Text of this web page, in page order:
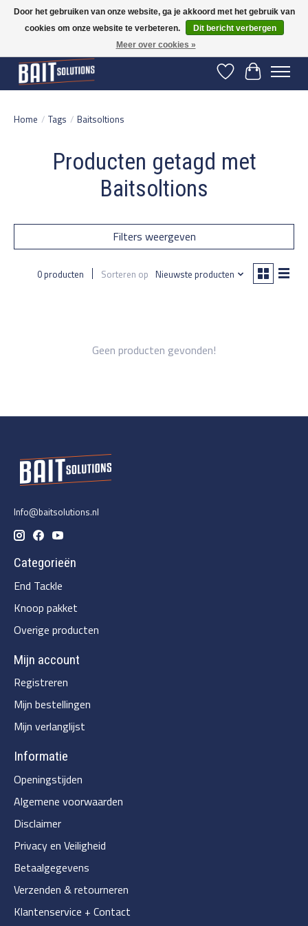
Gratis verzending vanaf 50 euro binnen NL | Op voorraad binnen 2-5 werkdagen
verzonden | België vanaf 70 euro gratis verzonden
Verlanglijst
Home / Tags / Baitsoltions
Producten getagd met
Baitsoltions
Filters weergeven
0 producten Sorteren op Nieuwste producten
Geen producten gevonden!
Info@baitsolutions.nl
Categorieën
End Tackle
Knoop pakket
Overige producten
Mijn account
Registreren
Mijn bestellingen
Mijn verlanglijst
Informatie
Openingstijden
Algemene voorwaarden
Disclaimer
Privacy en Veiligheid
Betaalgegevens
Verzenden & retourneren
Klantenservice + Contact
Door het gebruiken van onze website, ga je akkoord met het gebruik van
cookies om onze website te verbeteren.
Dit bericht verbergen
Meer over cookies »